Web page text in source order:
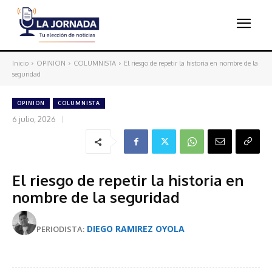
Inicio OPINION COLUMNISTA
El riesgo de repetir la historia en nombre de la
seguridad
OPINION COLUMNISTA
6 julio, 2026
El riesgo de repetir la historia en
nombre de la seguridad
PERIODISTA: DIEGO RAMIREZ OYOLA